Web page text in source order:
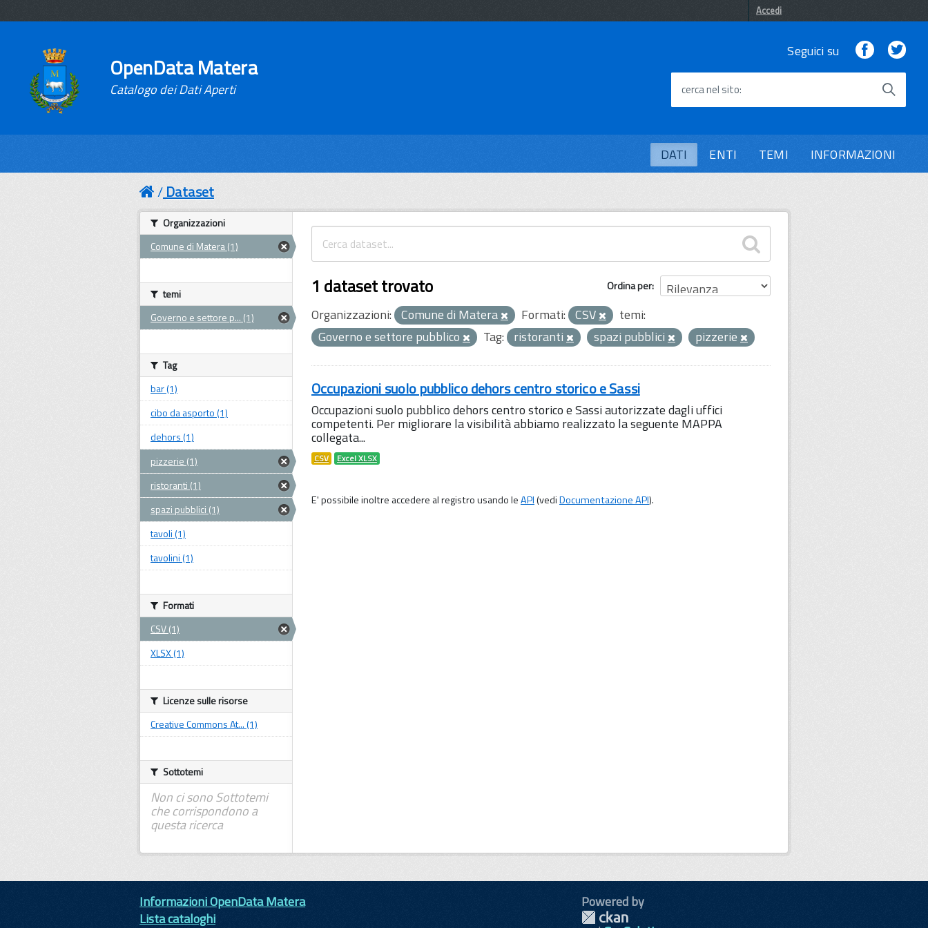
Accedi
OpenData Matera
Catalogo dei Dati Aperti
Seguici su Facebook
cerca nel sito
DATI ENTI TEMI INFORMAZIONI
Dataset
Ordina per
1 dataset trovato
Organizzazioni: Comune di Matera Formati: CSV
temi:
Governo e settore pubblico
Tag: ristoranti spazi pubblici pizzerie
Occupazioni suolo pubblico dehors centro storico e Sassi
Occupazioni suolo pubblico dehors centro storico e Sassi autorizzate dagli uffici
competenti. Per migliorare la visibilità abbiamo realizzato la seguente MAPPA
collegata...
CSV Excel XLSX
E' possibile inoltre accedere al registro usando leAPI(vediDocumentazione API).
Organizzazioni
Comune di Matera (1)
temi
Governo e settore p... (1)
Tag
bar (1)
cibo da asporto (1)
dehors (1)
pizzerie (1)
ristoranti (1)
spazi pubblici (1)
tavoli (1)
tavolini (1)
Formati
CSV (1)
XLSX (1)
Licenze sulle risorse
Creative Commons At... (1)
Sottotemi
Non ci sono Sottotemi
che corrispondono a
questa ricerca
Informazioni OpenData Matera
Lista cataloghi
Powered by